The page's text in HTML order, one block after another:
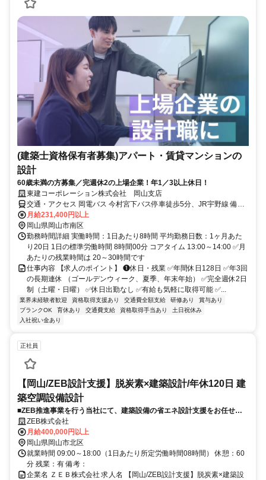
(建築士資格保有者募集)アパート・賃貸マンションの
設計
60歳未満の方募集／完週休2の上場企業！年1／3以上休日！
東建コーポレーション株式会社 岡山支店
交通・アクセス 岡電バス 今村宮下バス停車徒歩5分、JR宇野線 備前
西市駅下車徒歩10分
月給231,400円以上
岡山県岡山市南区
勤務時間詳細 実働時間：1日あたり8時間 平均勤務日数：1ヶ月あた
り20日 1日の標準労働時間 8時間00分 コアタイム 13:00～14:00 ✅月
あたりの残業時間は 20～30時間です
仕事内容 【求人のポイント】 ❶休日・残業 ✅年間休日128日 ✅年3回
の長期連休 （ゴールデンウィーク、夏季、年末年始） ✅完全週休2日
制（土曜・日曜） ✅休日出勤なし ✅有給も気軽に取得可能 ✅...
業界未経験者歓迎 資格取得支援あり 交通費全額支給 研修あり
賞与あり
ブランクOK
育休あり 交通費支給 資格取得手当あり
土日祝休み
入社祝い金あり
正社員
【岡山/ZEB設計支援】脱炭素×建築設計/年休120日 建
築空調設備設計
■ZEB推進事業を行う当社にて、建築設備の省エネ設計支援をお任せし
ます。 ■空調負荷計算やBEI算出、ZEB提案などを実施。■顧客報告書の
作成も担当。
ZEB株式会社
月給400,000円以上
岡山県岡山市北区
就業時間 09:00～18:00（1日あたり所定労働時間08時間） 休憩：60
分 残業：有 備考：
企業名 ＺＥＢ株式会社 求人名 【岡山/ZEB設計支援】脱炭素×建築設